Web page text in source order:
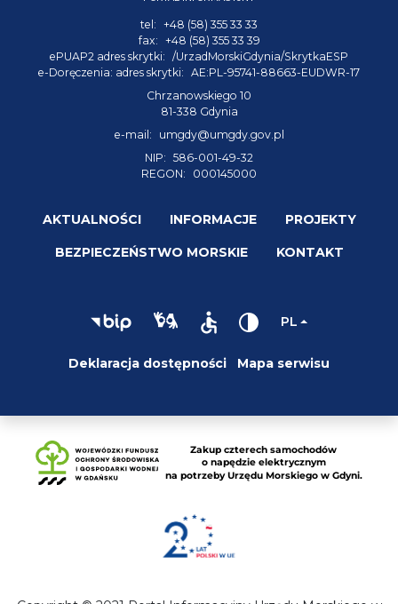
tel: +48 (58) 355 33 33
fax: +48 (58) 355 33 39
ePUAP2 adres skrytki: /UrzadMorskiGdynia/SkrytkaESP
e-Doręczenia: adres skrytki: AE:PL-95741-88663-EUDWR-17
Chrzanowskiego 10
81-338 Gdynia
e-mail:
umgdy@umgdy.gov.pl
NIP: 586-001-49-32
REGON:
000145000
AKTUALNOŚCI INFORMACJE PROJEKTY
BEZPIECZEŃSTWO MORSKIE KONTAKT
PL
Deklaracja dostępności Mapa serwisu